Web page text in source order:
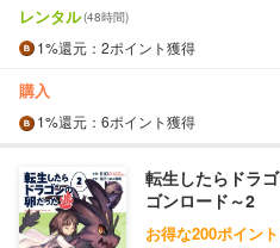
レンタル(48時間)
1%還元 ：2ポイント獲得
購入
1%還元 ：6ポイント獲得
転生したらドラ
ゴンロード～2
お得な200ポイン